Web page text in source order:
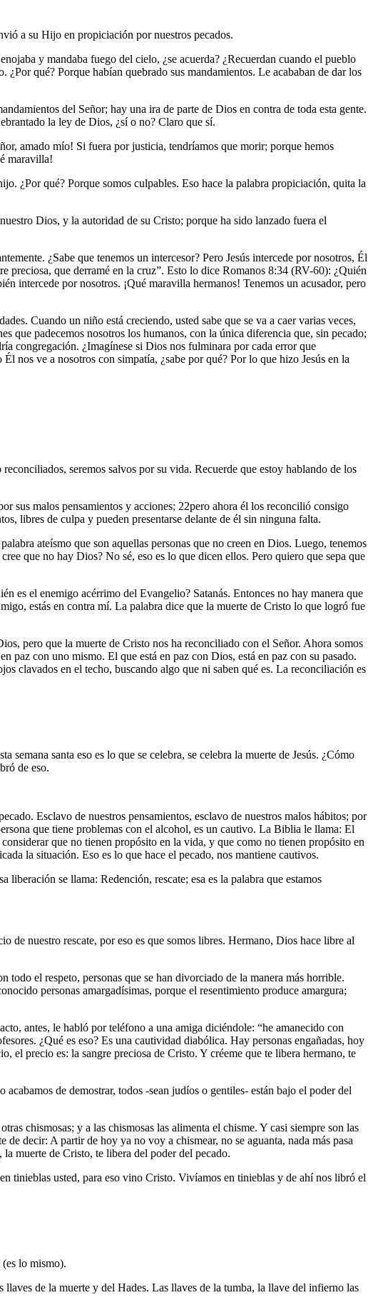
a su Hijo en propiciación por nuestros pecados.
y mandaba fuego del cielo, ¿se acuerda? ¿Recuerdan cuando el pueblo
qué? Porque habían quebrado sus mandamientos. Le acababan de dar los
del Señor; hay una ira de parte de Dios en contra de toda esta gente.
la ley de Dios, ¿sí o no? Claro que sí.
amado mío! Si fuera por justicia, tendríamos que morir; porque hemos
maravilla!
¿Por qué? Porque somos culpables. Eso hace la palabra propiciación, quita la
Dios, y la autoridad de su Cristo; porque ha sido lanzado fuera el
¿Sabe que tenemos un intercesor? Pero Jesús intercede por nosotros, Él
que derramé en la cruz”. Esto lo dice Romanos 8:34 (RV-60): ¿Quién
intercede por nosotros. ¡Qué maravilla hermanos! Tenemos un acusador, pero
Cuando un niño está creciendo, usted sabe que se va a caer varias veces,
que padecemos nosotros los humanos, con la única diferencia que, sin pecado;
congregación. ¿Imagínese si Dios nos fulminara por cada error que
nos ve a nosotros con simpatía, ¿sabe por qué? Por lo que hizo Jesús en la
seremos salvos por su vida. Recuerde que estoy hablando de los
sus malos pensamientos y acciones; 22pero ahora él los reconcilió consigo
libres de culpa y pueden presentarse delante de él sin ninguna falta.
ateísmo que son aquellas personas que no creen en Dios. Luego, tenemos
que no hay Dios? No sé, eso es lo que dicen ellos. Pero quiero que sepa que
es el enemigo acérrimo del Evangelio? Satanás. Entonces no hay manera que
estás en contra mí. La palabra dice que la muerte de Cristo lo que logró fue
pero que la muerte de Cristo nos ha reconciliado con el Señor. Ahora somos
paz con uno mismo. El que está en paz con Dios, está en paz con su pasado.
clavados en el techo, buscando algo que ni saben qué es. La reconciliación es
santa eso es lo que se celebra, se celebra la muerte de Jesús. ¿Cómo
de eso.
Esclavo de nuestros pensamientos, esclavo de nuestros malos hábitos; por
que tiene problemas con el alcohol, es un cautivo. La Biblia le llama: El
que no tienen propósito en la vida, y que como no tienen propósito en
la situación. Eso es lo que hace el pecado, nos mantiene cautivos.
se llama: Redención, rescate; esa es la palabra que estamos
de nuestro rescate, por eso es que somos libres. Hermano, Dios hace libre al
el respeto, personas que se han divorciado de la manera más horrible.
personas amargadísimas, porque el resentimiento produce amargura;
antes, le habló por teléfono a una amiga diciéndole: “he amanecido con
¿Qué es eso? Es una cautividad diabólica. Hay personas engañadas, hoy
el precio es: la sangre preciosa de Cristo. Y créeme que te libera hermano, te
de demostrar, todos -sean judíos o gentiles- están bajo el poder del
chismosas; y a las chismosas las alimenta el chisme. Y casi siempre son las
de decir: A partir de hoy ya no voy a chismear, no se aguanta, nada más pasa
muerte de Cristo, te libera del poder del pecado.
tinieblas usted, para eso vino Cristo. Vivíamos en tinieblas y de ahí nos libró el
(es lo mismo).
de la muerte y del Hades. Las llaves de la tumba, la llave del infierno las